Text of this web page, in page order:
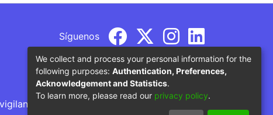
Síguenos
por parte del Ministerio de Educación
We collect and process your personal information for the
following purposes: Authentication, Preferences,
Acknowledgement and Statistics.
To learn more, please read our privacy policy.